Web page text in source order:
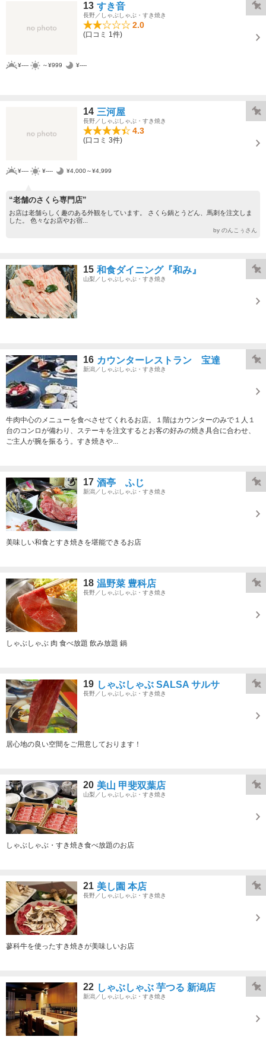
13 すき音
長野／しゃぶしゃぶ・すき焼き
2.0
(口コミ 1件)
¥---- ～¥999 ¥----
14 三河屋
長野／しゃぶしゃぶ・すき焼き
4.3
(口コミ 3件)
¥---- ¥---- ¥4,000～¥4,999
“老舗のさくら専門店”
お店は老舗らしく趣のある外観をしています。 さくら鍋とうどん、馬刺を注文しま
した。 色々なお店やお宿...
by のんこぅさん
15 和食ダイニング『和み』
山梨／しゃぶしゃぶ・すき焼き
16 カウンターレストラン 宝達
新潟／しゃぶしゃぶ・すき焼き
牛肉中心のメニューを食べさせてくれるお店。１階はカウンターのみで１人１
台のコンロが備わり、ステーキを注文するとお客の好みの焼き具合に合わせ、
ご主人が腕を振るう。すき焼きや...
17 酒亭 ふじ
新潟／しゃぶしゃぶ・すき焼き
美味しい和食とすき焼きを堪能できるお店
18 温野菜 豊科店
長野／しゃぶしゃぶ・すき焼き
しゃぶしゃぶ 肉 食べ放題 飲み放題 鍋
19 しゃぶしゃぶ SALSA サルサ
長野／しゃぶしゃぶ・すき焼き
居心地の良い空間をご用意しております！
20 美山 甲斐双葉店
山梨／しゃぶしゃぶ・すき焼き
しゃぶしゃぶ・すき焼き食べ放題のお店
21 美し園 本店
長野／しゃぶしゃぶ・すき焼き
蓼科牛を使ったすき焼きが美味しいお店
22 しゃぶしゃぶ 芋つる 新潟店
新潟／しゃぶしゃぶ・すき焼き